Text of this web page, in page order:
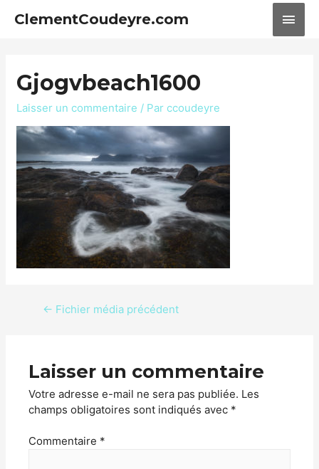
ClementCoudeyre.com
Gjogvbeach1600
Laisser un commentaire / Par ccoudeyre
← Fichier média précédent
Laisser un commentaire
Votre adresse e-mail ne sera pas publiée. Les
champs obligatoires sont indiqués avec *
Commentaire *